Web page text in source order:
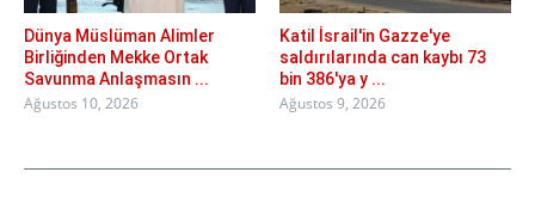
Dünya Müslüman Alimler
Birliğinden Mekke Ortak
Savunma Anlaşmasın ...
Ağustos 10, 2026
Katil İsrail'in Gazze'ye
saldırılarında can kaybı 73
bin 386'ya y ...
Ağustos 9, 2026